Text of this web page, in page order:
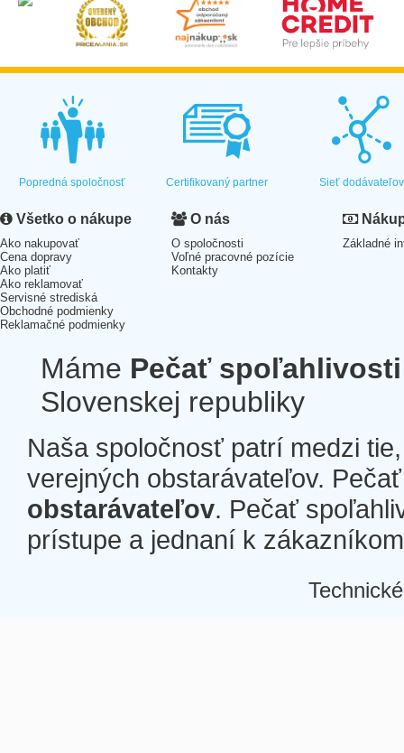
Popredná spoločnosť Certifikovaný partner Sieť dodávateľov
Všetko o nákupe
Ako nakupovať
Cena dopravy
Ako platiť
Ako reklamovať
Servisné strediská
Obchodné podmienky
Reklamačné podmienky
O nás
O spoločnosti
Voľné pracovné pozície
Kontakty
Základné
Máme Pečať spoľahlivosti
Slovenskej republiky
Naša spoločnosť patrí medzi
verejných obstarávateľov.
obstarávateľov. Pečať
prístupe a jednaní k